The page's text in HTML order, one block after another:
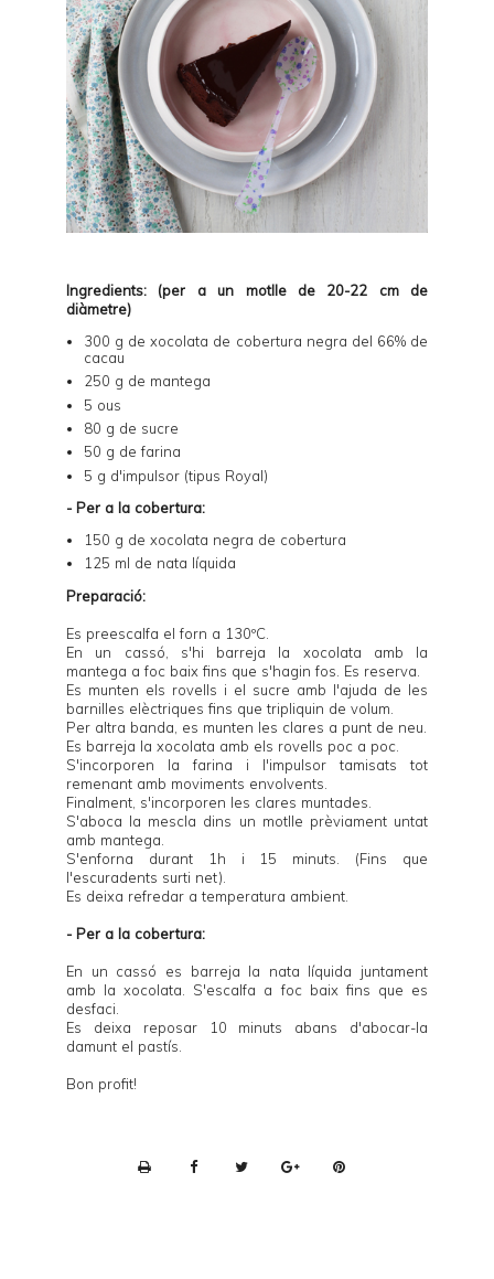
Ingredients: (per a un motlle de 20-22 cm de
diàmetre)
300 g de xocolata de cobertura negra del 66% de
cacau
250 g de mantega
5 ous
80 g de sucre
50 g de farina
5 g d'impulsor (tipus Royal)
- Per a la cobertura:
150 g de xocolata negra de cobertura
125 ml de nata líquida
Preparació:
Es preescalfa el forn a 130ºC.
En un cassó, s'hi barreja la xocolata amb la
mantega a foc baix fins que s'hagin fos. Es reserva.
Es munten els rovells i el sucre amb l'ajuda de les
barnilles elèctriques fins que tripliquin de volum.
Per altra banda, es munten les clares a punt de neu.
Es barreja la xocolata amb els rovells poc a poc.
S'incorporen la farina i l'impulsor tamisats tot
remenant amb moviments envolvents.
Finalment, s'incorporen les clares muntades.
S'aboca la mescla dins un motlle prèviament untat
amb mantega.
S'enforna durant 1h i 15 minuts. (Fins que
l'escuradents surti net).
Es deixa refredar a temperatura ambient.
- Per a la cobertura:
En un cassó es barreja la nata líquida juntament
amb la xocolata. S'escalfa a foc baix fins que es
desfaci.
Es deixa reposar 10 minuts abans d'abocar-la
damunt el pastís.
Bon profit!